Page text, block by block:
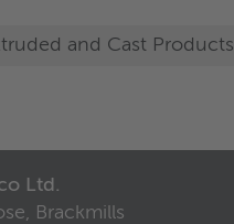
and Cast Products
Ltd.
Brackmills